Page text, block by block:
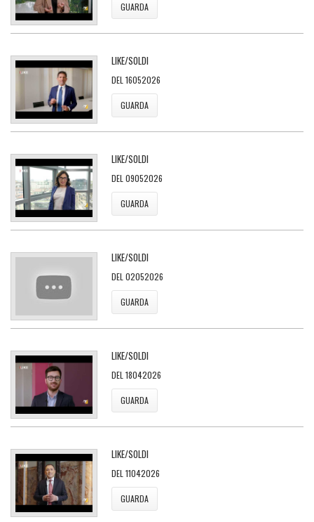
GUARDA
LIKE/SOLDI
DEL 16052026
GUARDA
LIKE/SOLDI
DEL 09052026
GUARDA
LIKE/SOLDI
DEL 02052026
GUARDA
LIKE/SOLDI
DEL 18042026
GUARDA
LIKE/SOLDI
DEL 11042026
GUARDA